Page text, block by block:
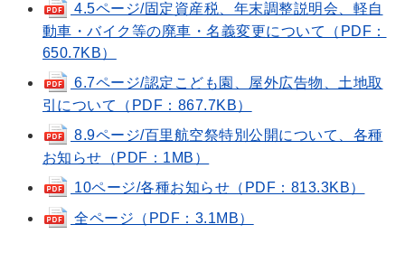
4.5ページ/固定資産税、年末調整説明会、軽自
動車・バイク等の廃車・名義変更について（PDF：
650.7KB）
6.7ページ/認定こども園、屋外広告物、土地取
引について（PDF：867.7KB）
8.9ページ/百里航空祭特別公開について、各種
お知らせ（PDF：1MB）
10ページ/各種お知らせ（PDF：813.3KB）
全ページ（PDF：3.1MB）